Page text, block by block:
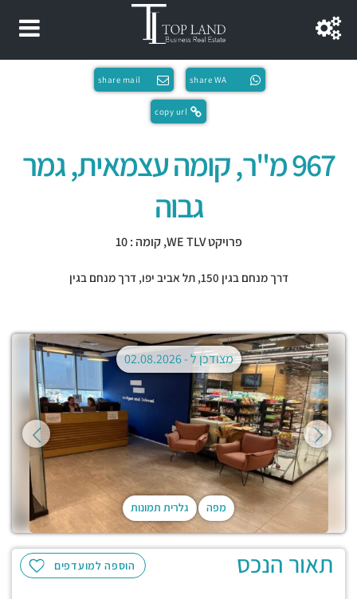
share WA
share mail
copy url
967 מ"ר, קומה עצמאית, גמר
גבוה
פרויקט WE TLV, קומה : 10
דרך מנחם בגין 150, תל אביב יפו,דרך מנחם בגין
מפה גלרית תמונות
מצודכן ל -02.08.2026
הוספה למועדפים תאור הנכס